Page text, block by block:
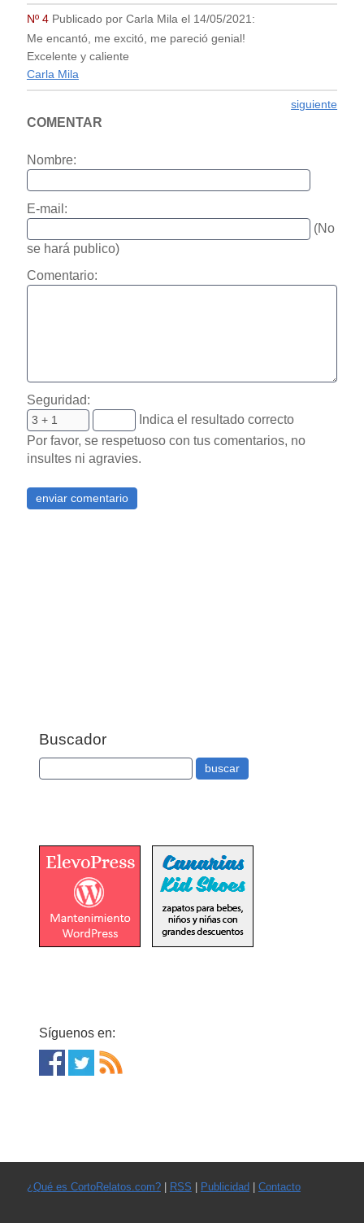
Nº 4Publicado por Carla Milael 14/05/2021:
Me encantó, me excitó, me pareció genial!
Excelente y caliente
Carla Mila
siguiente
COMENTAR
Nombre:
E-mail:
(No
se hará publico)
Comentario:
Seguridad:
Indica el resultado correcto
Por favor, se respetuoso con tus comentarios, no
insultes ni agravies.
Buscador
Síguenos en:
¿Qué es CortoRelatos.com?| RSS | Publicidad| Contacto